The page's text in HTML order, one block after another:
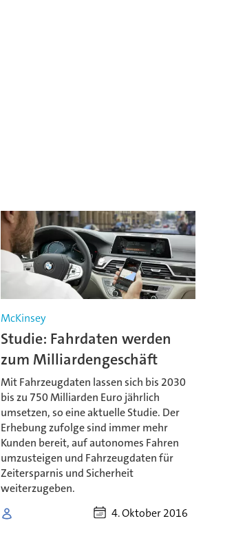
McKinsey
Studie: Fahrdaten werden
zum Milliardengeschäft
Mit Fahrzeugdaten lassen sich bis 2030
bis zu 750 Milliarden Euro jährlich
umsetzen, so eine aktuelle Studie. Der
Erhebung zufolge sind immer mehr
Kunden bereit, auf autonomes Fahren
umzusteigen und Fahrzeugdaten für
Zeitersparnis und Sicherheit
weiterzugeben.
4. Oktober 2016